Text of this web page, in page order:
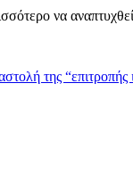
να
της “επιτροπής